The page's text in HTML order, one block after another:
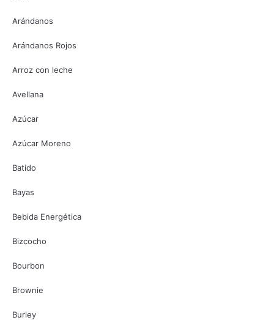
Arándanos
Arándanos Rojos
Arroz con leche
Avellana
Azúcar
Azúcar Moreno
Batido
Bayas
Bebida Energética
Bizcocho
Bourbon
Brownie
Burley